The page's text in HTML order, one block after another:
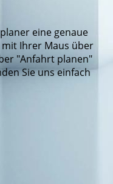
eine genaue
Ihrer Maus über
"Anfahrt planen"
Sie uns einfach